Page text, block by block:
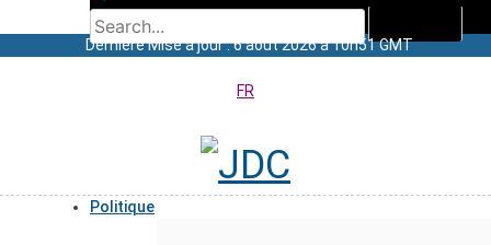
Dernière Mise à jour : 6 août 2026 à 10h51 GMT
FR
Politique